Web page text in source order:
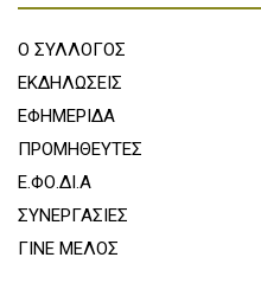
Ο ΣΥΛΛΟΓΟΣ
ΕΚΔΗΛΩΣΕΙΣ
ΕΦΗΜΕΡΙΔΑ
ΠΡΟΜΗΘΕΥΤΕΣ
Ε.ΦΟ.ΔΙ.Α
ΣΥΝΕΡΓΑΣΙΕΣ
ΓΙΝΕ ΜΕΛΟΣ